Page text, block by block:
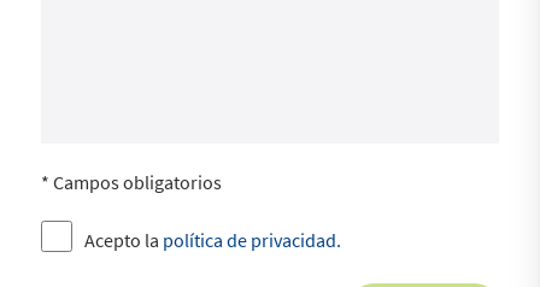
* Campos obligatorios
Acepto la política de privacidad.